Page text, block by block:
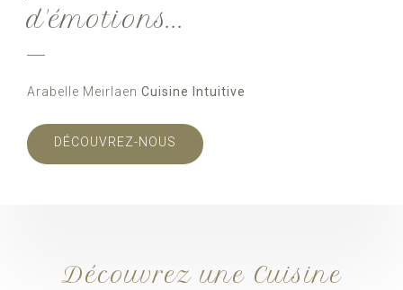
d'émotions...
Arabelle Meirlaen Cuisine Intuitive
DÉCOUVREZ-NOUS
Découvrez une Cuisine